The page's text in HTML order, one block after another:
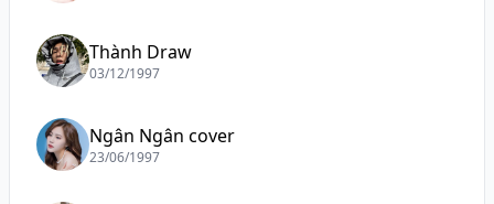
Thành Draw
03/12/1997
Ngân Ngân cover
23/06/1997